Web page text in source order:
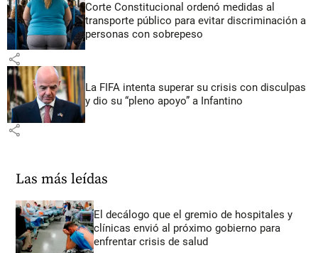
Corte Constitucional ordenó medidas al
transporte público para evitar discriminación a
personas con sobrepeso
share
La FIFA intenta superar su crisis con disculpas
y dio su “pleno apoyo” a Infantino
share
Las más leídas
El decálogo que el gremio de hospitales y
clínicas envió al próximo gobierno para
enfrentar crisis de salud